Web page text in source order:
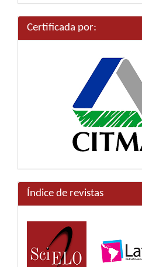
Certificada por:
Índice de revistas